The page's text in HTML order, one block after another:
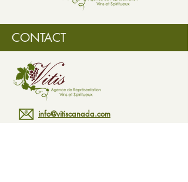
légèrement amandée.
CONTACT
info@vitiscanada.com